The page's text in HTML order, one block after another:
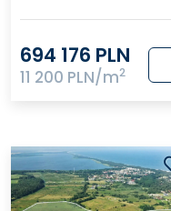
694 176 PLN
11 200 PLN/m2